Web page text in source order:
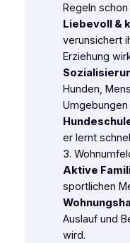
Regeln
Liebevoll &
verunsichert
Erziehung
Hunden,
er lernt
3.
Aktive
sportlichen
Auslauf und
wird.